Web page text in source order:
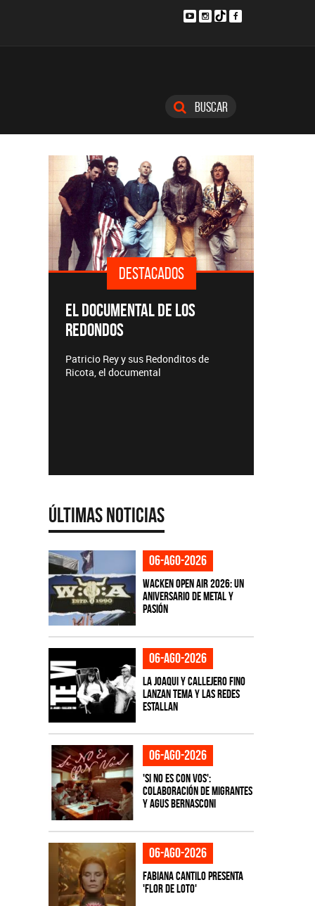
Buscar
DESTACADOS
EL DOCUMENTAL DE LOS
REDONDOS
Patricio Rey y sus Redonditos de
Ricota, el documental
Últimas Noticias
06-ago-2026
Wacken Open Air 2026: Un
aniversario de metal y
pasión
06-ago-2026
La Joaqui y Callejero Fino
lanzan tema y las redes
estallan
06-ago-2026
'Si No Es Con Vos':
colaboración de Migrantes
y Agus Bernasconi
06-ago-2026
Fabiana Cantilo presenta
'Flor de Loto'